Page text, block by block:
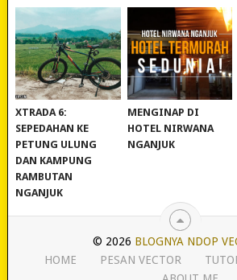
REVIEW POLYGON
XTRADA 6:
SEPEDAHAN KE
PETUNG ULUNG
DAN KAMPUNG
RAMBUTAN
NGANJUK
MURAH BANGET!
MENGINAP DI
HOTEL NIRWANA
NGANJUK
© 2026 BLOGNYA NDOP
HOME
PESAN VECTOR